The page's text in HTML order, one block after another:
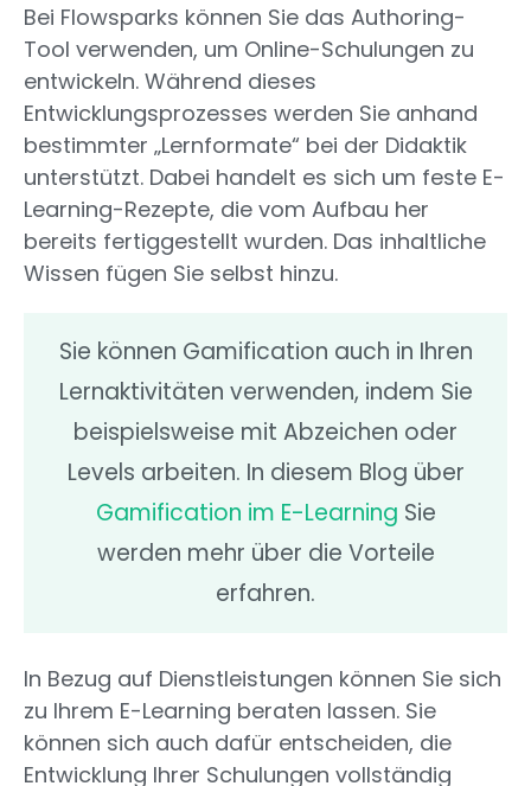
Bei Flowsparks können Sie das Authoring-
Tool verwenden, um Online-Schulungen zu
entwickeln. Während dieses
Entwicklungsprozesses werden Sie anhand
bestimmter „Lernformate“ bei der Didaktik
unterstützt. Dabei handelt es sich um feste E-
Learning-Rezepte, die vom Aufbau her
bereits fertiggestellt wurden. Das inhaltliche
Wissen fügen Sie selbst hinzu.
Sie können Gamification auch in Ihren
Lernaktivitäten verwenden, indem Sie
beispielsweise mit Abzeichen oder
Levels arbeiten. In diesem Blog über
Gamification im E-Learning Sie
werden mehr über die Vorteile
erfahren.
In Bezug auf Dienstleistungen können Sie sich
zu Ihrem E-Learning beraten lassen. Sie
können sich auch dafür entscheiden, die
Entwicklung Ihrer Schulungen vollständig